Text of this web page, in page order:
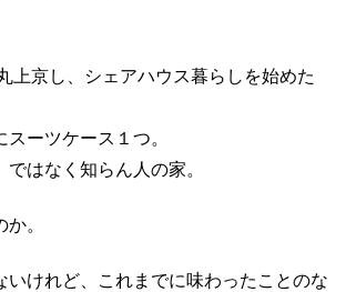
上京し、シェアハウス暮らしを始めた
ーツケース１つ。
はなく知らん人の家。
。
いけれど、これまでに味わったことのな